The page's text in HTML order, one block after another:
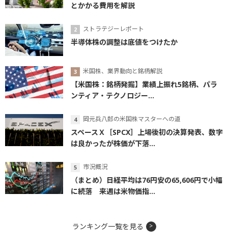
とかかる費用を解説
ストラテジーレポート
半導体株の調整は底値をつけたか
米国株、業界動向と銘柄解説
【米国株：銘柄発掘】業績上振れ5銘柄、パラ
ンティア・テクノロジー...
岡元兵八郎の米国株マスターへの道
スペースＸ［SPCX］上場後初の決算発表、数字
は良かったが株価が下落...
市況概況
（まとめ）日経平均は76円安の65,606円で小幅
に続落 来週は米物価指...
ランキング一覧を見る